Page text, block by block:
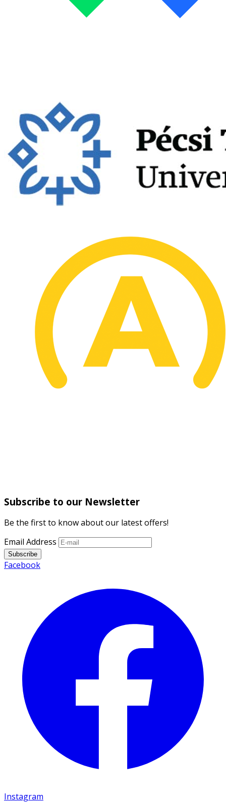
Subscribe to our Newsletter
Be the first to know about our latest offers!
Email Address
Subscribe
Facebook
Instagram